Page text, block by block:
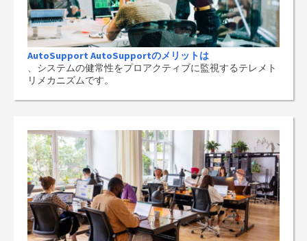
AutoSupport AutoSupportのメリットは
、システムの健常性をプロアクティブに監視するテレメト
リメカニズムです。